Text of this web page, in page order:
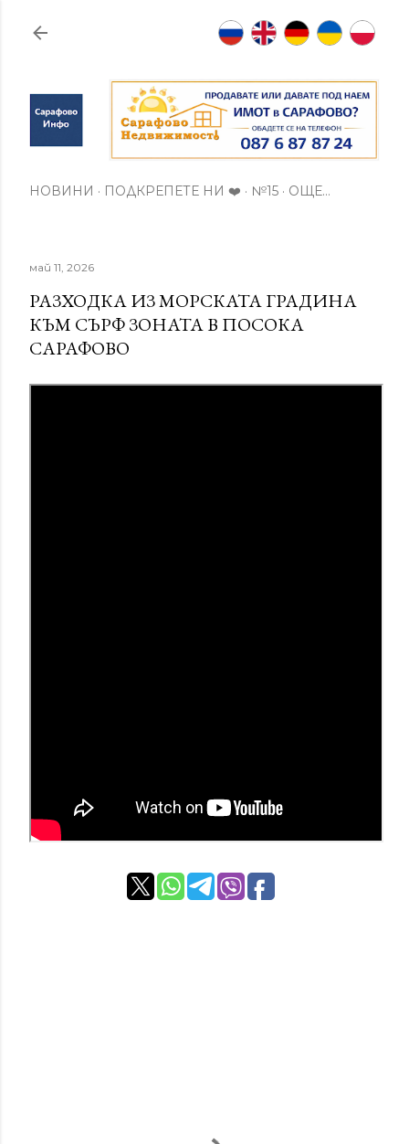
Пропускане към основното съдържание
НОВИНИ ПОДКРЕПЕТЕ НИ ❤️ №15 ОЩЕ…
май 11, 2026
РАЗХОДКА ИЗ МОРСКАТА ГРАДИНА
КЪМ СЪРФ ЗОНАТА В ПОСОКА
САРАФОВО